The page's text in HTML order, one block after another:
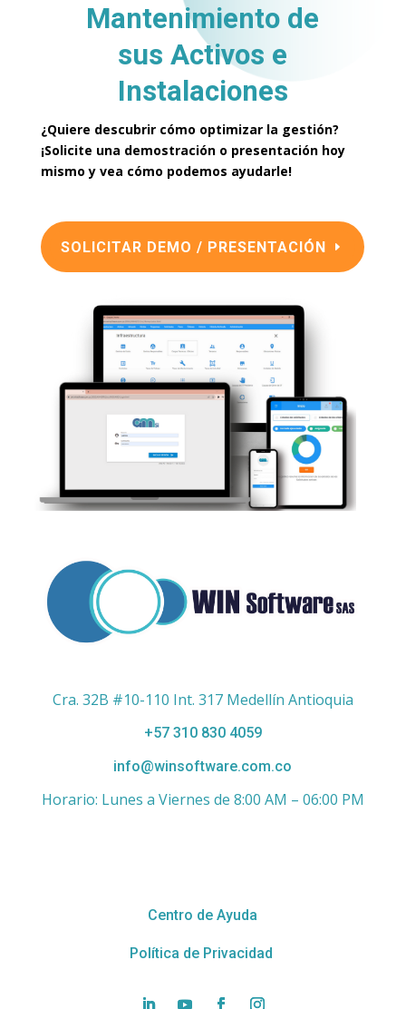
Mantenimiento de
sus Activos e
Instalaciones
¿Quiere descubrir cómo optimizar la gestión?
¡Solicite una demostración o presentación hoy
mismo y vea cómo podemos ayudarle!
SOLICITAR DEMO / PRESENTACIÓN
Cra. 32B #10-110 Int. 317 Medellín Antioquia
+57 310 830 4059
info@winsoftware.com.co
Horario: Lunes a Viernes de 8:00 AM – 06:00 PM
Centro de Ayuda
Política de Privacidad